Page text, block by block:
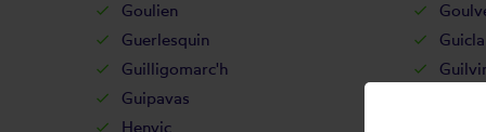
Goulien
Guerlesquin
Guilligomarc'h
Guipavas
Henvic